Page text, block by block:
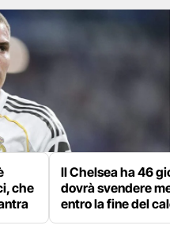
che
Il Chelsea ha 46
dovrà svendere
entro la fine del